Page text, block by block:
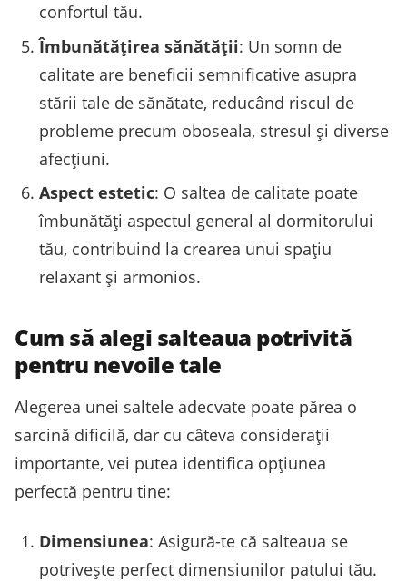
confortul tău.
Îmbunătățirea sănătății: Un somn de
calitate are beneficii semnificative asupra
stării tale de sănătate, reducând riscul de
probleme precum oboseala, stresul și diverse
afecțiuni.
Aspect estetic: O saltea de calitate poate
îmbunătăți aspectul general al dormitorului
tău, contribuind la crearea unui spațiu
relaxant și armonios.
Cum să alegi salteaua potrivită
pentru nevoile tale
Alegerea unei saltele adecvate poate părea o
sarcină dificilă, dar cu câteva considerații
importante, vei putea identifica opțiunea
perfectă pentru tine:
Dimensiunea: Asigură-te că salteaua se
potrivește perfect dimensiunilor patului tău.